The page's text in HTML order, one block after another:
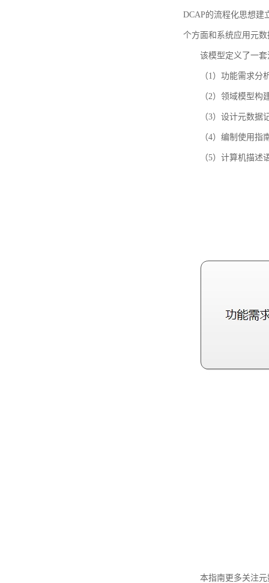
DCAP的流程化思想建
个方面和系统应用元
该模型定义了一
（1）功能需求
（2）领域模型
（3）设计元数据
（4）编制使用指
（5）计算机描述
本指南更多关注